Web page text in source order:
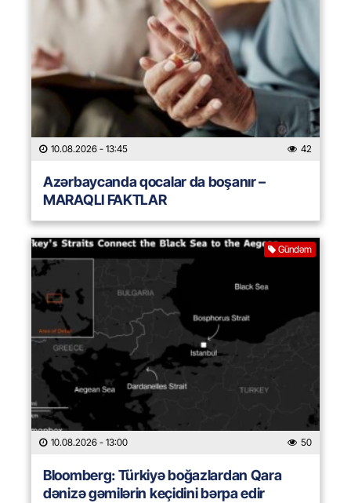
10.08.2026 - 13:45 42
Azərbaycanda qocalar da boşanır –
MARAQLI FAKTLAR
Gündəm
10.08.2026 - 13:00 50
Bloomberg: Türkiyə boğazlardan Qara
dənizə gəmilərin keçidini bərpa edir